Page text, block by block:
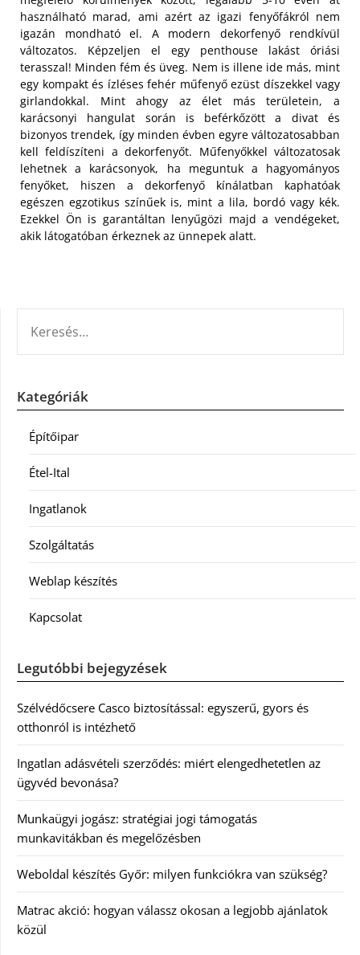
használható marad, ami azért az igazi fenyőfákról nem
igazán mondható el. A modern dekorfenyő rendkívül
változatos. Képzeljen el egy penthouse lakást óriási
terasszal! Minden fém és üveg. Nem is illene ide más, mint
egy kompakt és ízléses fehér műfenyő ezüst díszekkel vagy
girlandokkal. Mint ahogy az élet más területein, a
karácsonyi hangulat során is beférkőzött a divat és
bizonyos trendek, így minden évben egyre változatosabban
kell feldíszíteni a dekorfenyőt. Műfenyőkkel változatosak
lehetnek a karácsonyok, ha meguntuk a hagyományos
fenyőket, hiszen a dekorfenyő kínálatban kaphatóak
egészen egzotikus színűek is, mint a lila, bordó vagy kék.
Ezekkel Ön is garantáltan lenyűgözi majd a vendégeket,
akik látogatóban érkeznek az ünnepek alatt.
Kategóriák
Építőipar
Étel-Ital
Ingatlanok
Szolgáltatás
Weblap készítés
Kapcsolat
Legutóbbi bejegyzések
Szélvédőcsere Casco biztosítással: egyszerű, gyors és
otthonról is intézhető
Ingatlan adásvételi szerződés: miért elengedhetetlen az
ügyvéd bevonása?
Munkaügyi jogász: stratégiai jogi támogatás
munkavitákban és megelőzésben
Weboldal készítés Győr: milyen funkciókra van szükség?
Matrac akció: hogyan válassz okosan a legjobb ajánlatok
közül